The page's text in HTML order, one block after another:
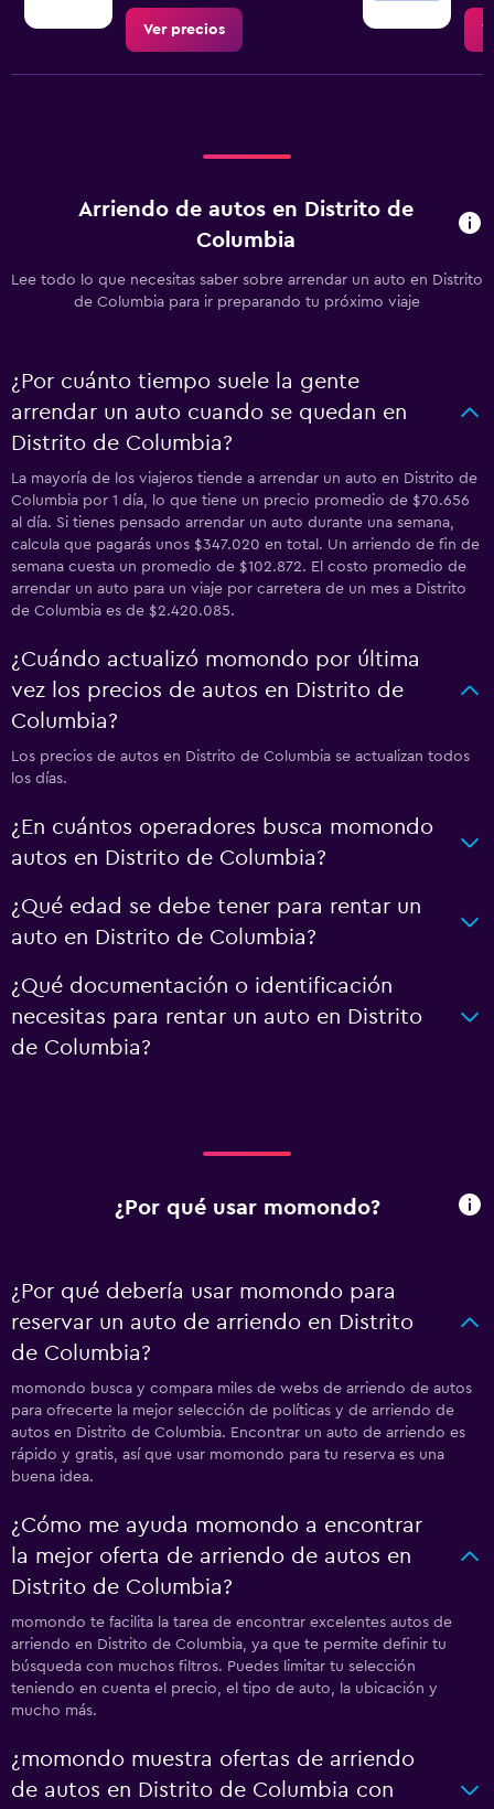
Ver precios
Arriendo de autos en Distrito de
Columbia
Lee todo lo que necesitas saber sobre arrendar un auto en Distrito
de Columbia para ir preparando tu próximo viaje
¿Por cuánto tiempo suele la gente
arrendar un auto cuando se quedan en
Distrito de Columbia?
La mayoría de los viajeros tiende a arrendar un auto en Distrito de
Columbia por 1 día, lo que tiene un precio promedio de $70.656
al día. Si tienes pensado arrendar un auto durante una semana,
calcula que pagarás unos $347.020 en total. Un arriendo de fin de
semana cuesta un promedio de $102.872. El costo promedio de
arrendar un auto para un viaje por carretera de un mes a Distrito
de Columbia es de $2.420.085.
¿Cuándo actualizó momondo por última
vez los precios de autos en Distrito de
Columbia?
Los precios de autos en Distrito de Columbia se actualizan todos
los días.
¿En cuántos operadores busca momondo
autos en Distrito de Columbia?
¿Qué edad se debe tener para rentar un
auto en Distrito de Columbia?
¿Qué documentación o identificación
necesitas para rentar un auto en Distrito
de Columbia?
¿Por qué usar momondo?
¿Por qué debería usar momondo para
reservar un auto de arriendo en Distrito
de Columbia?
momondo busca y compara miles de webs de arriendo de autos
para ofrecerte la mejor selección de políticas y de arriendo de
autos en Distrito de Columbia. Encontrar un auto de arriendo es
rápido y gratis, así que usar momondo para tu reserva es una
buena idea.
¿Cómo me ayuda momondo a encontrar
la mejor oferta de arriendo de autos en
Distrito de Columbia?
momondo te facilita la tarea de encontrar excelentes autos de
arriendo en Distrito de Columbia, ya que te permite definir tu
búsqueda con muchos filtros. Puedes limitar tu selección
teniendo en cuenta el precio, el tipo de auto, la ubicación y
mucho más.
¿momondo muestra ofertas de arriendo
de autos en Distrito de Columbia con